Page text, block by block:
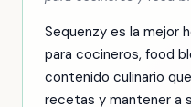
Sequenzy es la mejor
para cocineros, food
contenido culinario
recetas y mantener a